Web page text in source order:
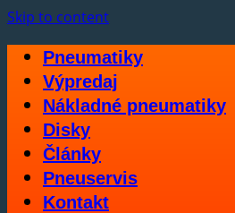
Skip to content
Pneumatiky
Výpredaj
Nákladné pneumatiky
Disky
Články
Pneuservis
Kontakt